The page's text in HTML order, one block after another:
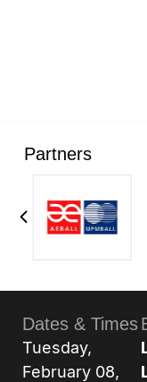
Partners
Dates & Times
Tuesday,
February 08,